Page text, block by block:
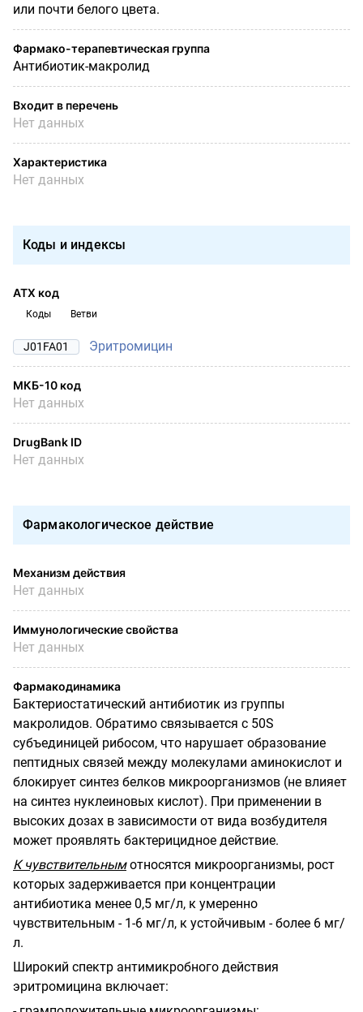
или почти белого цвета.
Фармако-терапевтическая группа
Антибиотик-макролид
Входит в перечень
Нет данных
Характеристика
Нет данных
Коды и индексы
АТХ код
Коды Ветви
J01FA01 Эритромицин
МКБ-10 код
Нет данных
DrugBank ID
Нет данных
Фармакологическое действие
Механизм действия
Нет данных
Иммунологические свойства
Нет данных
Фармакодинамика
Бактериостатический антибиотик из группы
макролидов. Обратимо связывается с 50S
субъединицей рибосом, что нарушает образование
пептидных связей между молекулами аминокислот и
блокирует синтез белков микроорганизмов (не влияет
на синтез нуклеиновых кислот). При применении в
высоких дозах в зависимости от вида возбудителя
может проявлять бактерицидное действие.
К чувствительнымотносятся микроорганизмы, рост
которых задерживается при концентрации
антибиотика менее 0,5 мг/л, к умеренно
чувствительным - 1-6 мг/л, к устойчивым - более 6 мг/
л.
Широкий спектр антимикробного действия
эритромицина включает: